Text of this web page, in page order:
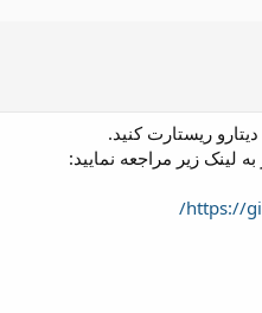
ریستارت کنید.
لینک زیر مراجعه نمایید:
https://